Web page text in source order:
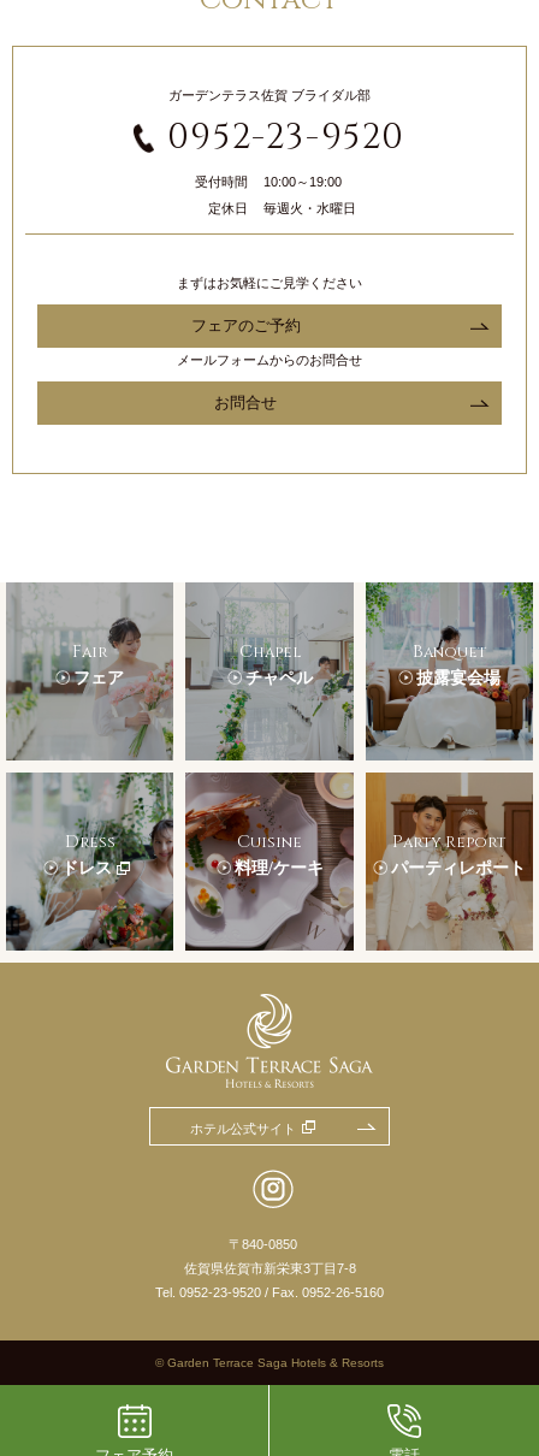
ガーデンテラス佐賀 ブライダル部
0952-23-9520
受付時間
10:00～19:00
定休日
毎週火・水曜日
まずはお気軽にご見学ください
フェアのご予約
メールフォームからのお問合せ
お問合せ
Fair
フェア
Chapel
チャペル
Banquet
披露宴会場
Dress
ドレス
Cuisine
料理/ケーキ
Party Report
パーティレポート
〒840-0850
佐賀県佐賀市新栄東3丁目7-8
Tel. 0952-23-9520 / Fax. 0952-26-5160
ホテル公式サイト
© Garden Terrace Saga Hotels & Resorts